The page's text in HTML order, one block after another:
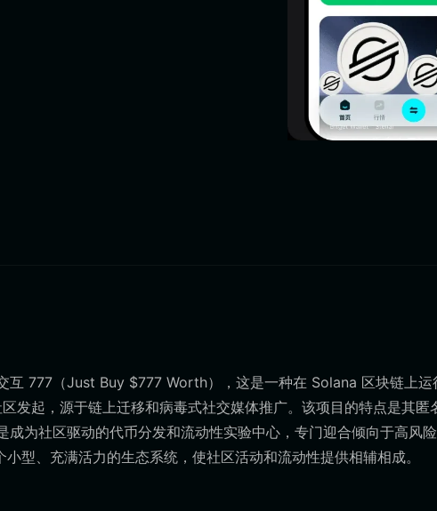
互 777（Just Buy $777 Worth），这是一种在 Solana 区块链上运
发起，源于链上迁移和病毒式社交媒体推广。该项目的特点是其匿
为社区驱动的代币分发和流动性实验中心，专门迎合倾向于高风
型、充满活力的生态系统，使社区活动和流动性提供相辅相成。